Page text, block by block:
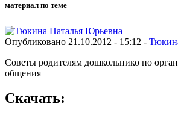
материал по теме
Опубликовано 21.10.2012 - 15:12 -
Советы родителям дошкольнико по
общения
Скачать: